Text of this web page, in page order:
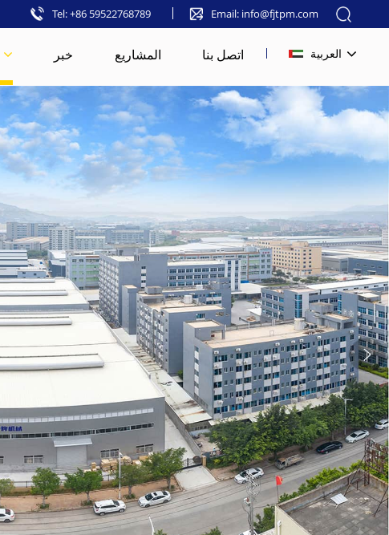
Tel: +86 59522768789 Email: info@fjtpm.com
خبر المشاريع اتصل بنا العربية
English
français
русский
español
العربية